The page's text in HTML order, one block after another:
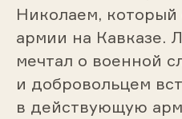
Николаем,
армии на Кавказе.
мечтал о военной
и добровольцем
в действующую